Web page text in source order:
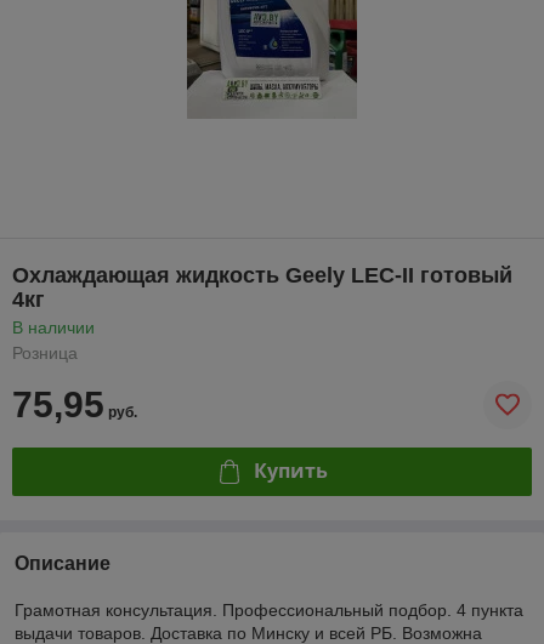
Охлаждающая жидкость Geely LEC-II готовый
4кг
В наличии
Розница
75,95 руб.
Купить
Описание
Грамотная консультация. Профессиональный подбор. 4 пункта
выдачи товаров. Доставка по Минску и всей РБ. Возможна